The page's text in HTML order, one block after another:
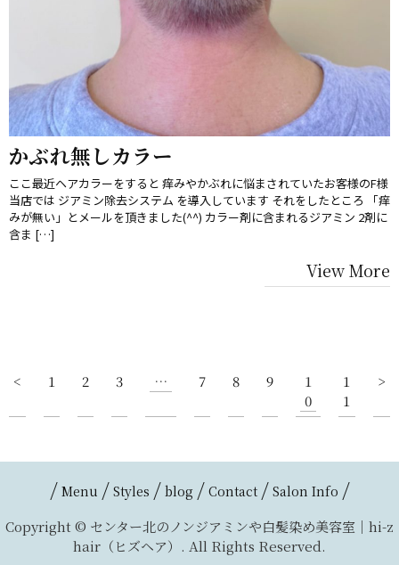
かぶれ無しカラー
ここ最近ヘアカラーをすると 痒みやかぶれに悩まされていたお客様のF様
当店では ジアミン除去システム を導入しています それをしたところ 「痒
みが無い」とメールを頂きました(^^) カラー剤に含まれるジアミン 2剤に
含ま […]
View More
< 1 2 3 … 7 8 9
1
0
1
1
>
Menu Styles blog Contact Salon Info
Copyright © センター北のノンジアミンや白髪染め美容室｜hi-z
hair（ヒズヘア）. All Rights Reserved.